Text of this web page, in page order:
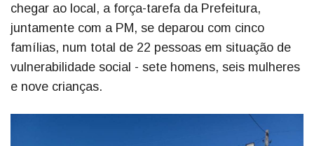
chegar ao local, a força-tarefa da Prefeitura,
juntamente com a PM, se deparou com cinco
famílias, num total de 22 pessoas em situação de
vulnerabilidade social - sete homens, seis mulheres
e nove crianças.